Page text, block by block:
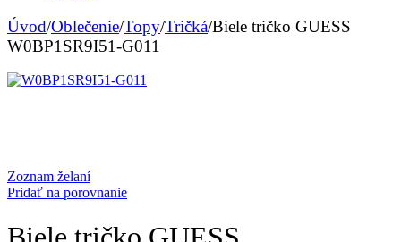
Úvod/Oblečenie/Topy/Tričká/Biele tričko GUESS
W0BP1SR9I51-G011
Zoznam želaní
Pridať na porovnanie